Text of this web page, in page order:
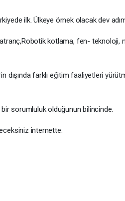
ilk. Ülkeye örnek olacak dev
kotlama, fen- teknoloji,
dışında farklı eğitim faaliyetleri
sorumluluk olduğunun bilincinde.
internette: